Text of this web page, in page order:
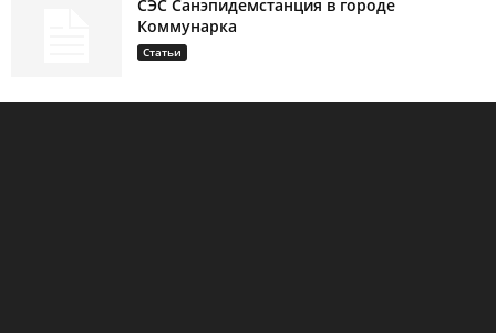
СЭС Санэпидемстанция в городе
Коммунарка
Статьи